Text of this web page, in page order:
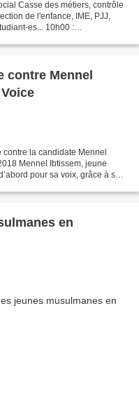
Casse des métiers, contrôle
de l'enfance, IME, PJJ,
es... 10h00 :
contre Mennel
la candidate Mennel
Mennel Ibtissem, jeune
pour sa voix, grâce à sa
en